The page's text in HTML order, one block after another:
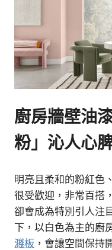
廚房牆壁油
粉」沁人心
明亮且柔和的粉紅色
很受歡迎，非常百搭
卻會成為特別引人注
下，以白色為主的廚
濺板 ，會讓空間保持